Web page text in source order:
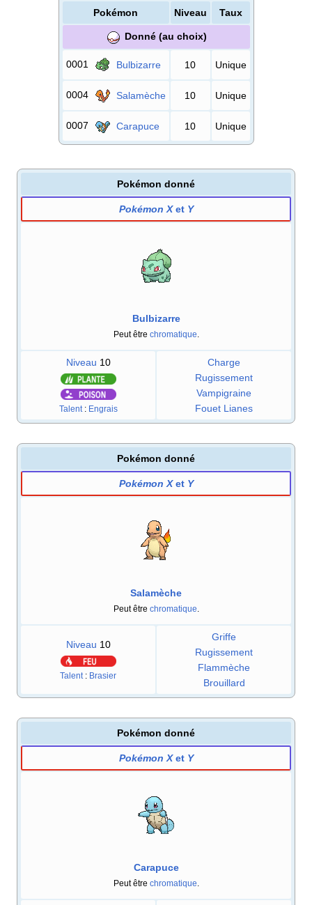
Pokémon Niveau Taux
Donné (au choix)
0001 Bulbizarre 10 Unique
0004 Salamèche 10 Unique
0007 Carapuce 10 Unique
Pokémon donné
Pokémon Xet Y
Bulbizarre
Peut être chromatique
Niveau 10
Talent : Engrais
Charge
Rugissement
Vampigraine
Fouet Lianes
Pokémon donné
Pokémon Xet Y
Salamèche
Peut être chromatique
Niveau 10
Talent : Brasier
Griffe
Rugissement
Flammèche
Brouillard
Pokémon donné
Pokémon Xet Y
Carapuce
Peut être chromatique